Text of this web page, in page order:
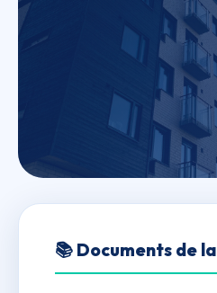
SDC Le Clos du
Garonne
📚 Documents de